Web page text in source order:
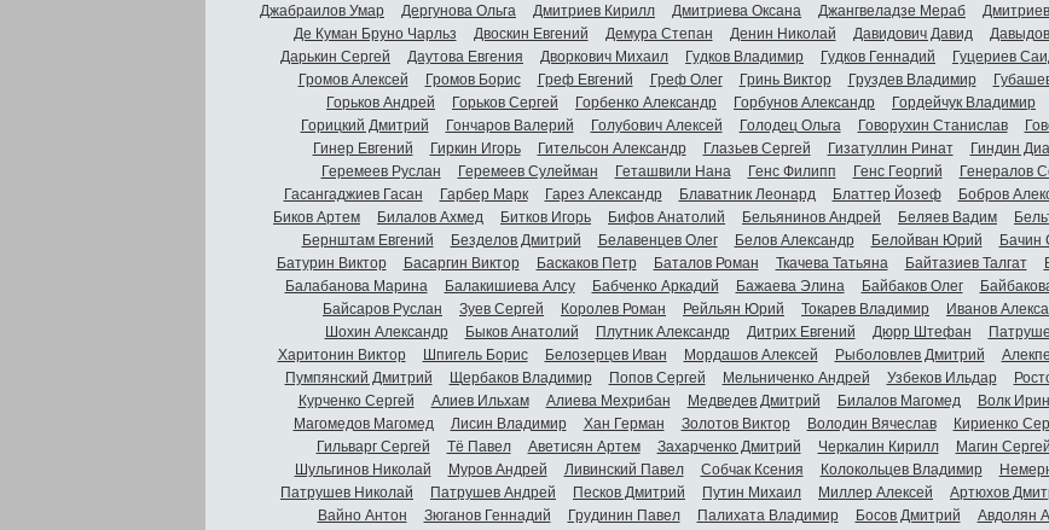
Джабраилов Умар Дергунова Ольга Дмитриев Кирилл Дмитриева Оксана Джангвеладзе Мераб
Де Куман Бруно Чарльз
Двоскин Евгений Демура Степан Денин Николай Давидович Давид
Дарькин Сергей
Даутова Евгения Дворкович Михаил Гудков Владимир Гудков Геннадий Гуцериев
Громов Алексей
Громов Борис Греф Евгений Греф Олег Гринь Виктор Груздев Владимир
Горьков Андрей
Горьков Сергей Горбенко Александр Горбунов Александр Гордейчук Владимир
Горицкий Дмитрий
Гончаров Валерий Голубович Алексей Голодец Ольга Говорухин Станислав
Гинер Евгений
Гиркин Игорь Гительсон Александр Глазьев Сергей Гизатуллин Ринат Гиндин
Геремеев Руслан
Геремеев Сулейман Геташвили Нана Генс Филипп Генс Георгий Генералов
Гасангаджиев Гасан
Гарбер Марк Гарез Александр Блаватник Леонард Блаттер Йозеф Бобров
Биков Артем
Билалов Ахмед Битков Игорь Бифов Анатолий Бельянинов Андрей Беляев Вадим
Бернштам Евгений
Безделов Дмитрий Белавенцев Олег Белов Александр Белойван Юрий Бачин
Батурин Виктор
Басаргин Виктор Баскаков Петр Баталов Роман Ткачева Татьяна Байтазиев Талгат
Балабанова Марина
Балакишиева Алсу Бабченко Аркадий Бажаева Элина Байбаков Олег
Байсаров Руслан
Зуев Сергей Королев Роман Рейльян Юрий Токарев Владимир Иванов
Шохин Александр
Быков Анатолий Плутник Александр Дитрих Евгений Дюрр Штефан
Харитонин Виктор
Шпигель Борис Белозерцев Иван Мордашов Алексей Рыболовлев Дмитрий
Пумпянский Дмитрий
Щербаков Владимир Попов Сергей Мельниченко Андрей Узбеков Ильдар
Курченко Сергей
Алиев Ильхам Алиева Мехрибан Медведев Дмитрий Билалов Магомед Волк
Магомедов Магомед
Лисин Владимир Хан Герман Золотов Виктор Володин Вячеслав Кириенко
Гильварг Сергей
Тё Павел Аветисян Артем Захарченко Дмитрий Черкалин Кирилл Магин Сергей
Шульгинов Николай
Муров Андрей Ливинский Павел Собчак Ксения Колокольцев Владимир
Патрушев Николай
Патрушев Андрей Песков Дмитрий Путин Михаил Миллер Алексей Артюхов
Вайно Антон
Зюганов Геннадий Грудинин Павел Палихата Владимир Босов Дмитрий Авдолян